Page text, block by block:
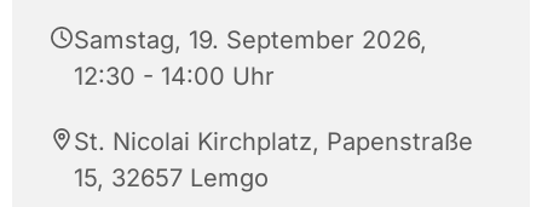
Samstag, 19. September 2026,
12:30 - 14:00 Uhr
St. Nicolai Kirchplatz, Papenstraße
15, 32657 Lemgo